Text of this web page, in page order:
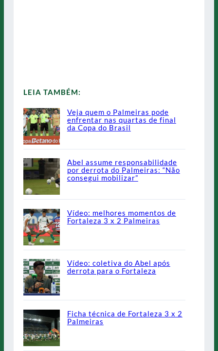
LEIA TAMBÉM:
Veja quem o Palmeiras pode
enfrentar nas quartas de final
da Copa do Brasil
Abel assume responsabilidade
por derrota do Palmeiras: “Não
consegui mobilizar”
Vídeo: melhores momentos de
Fortaleza 3 x 2 Palmeiras
Vídeo: coletiva do Abel após
derrota para o Fortaleza
Ficha técnica de Fortaleza 3 x 2
Palmeiras